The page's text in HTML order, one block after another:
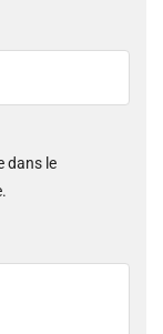
dans le